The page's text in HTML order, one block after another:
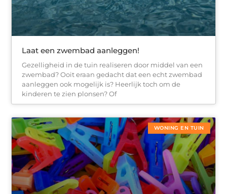
Laat een zwembad aanleggen!
Gezelligheid in de tuin realiseren door middel van een
zwembad? Ooit eraan gedacht dat een echt zwembad
aanleggen ook mogelijk is? Heerlijk toch om de
kinderen te zien plonsen? Of
WONING EN TUIN